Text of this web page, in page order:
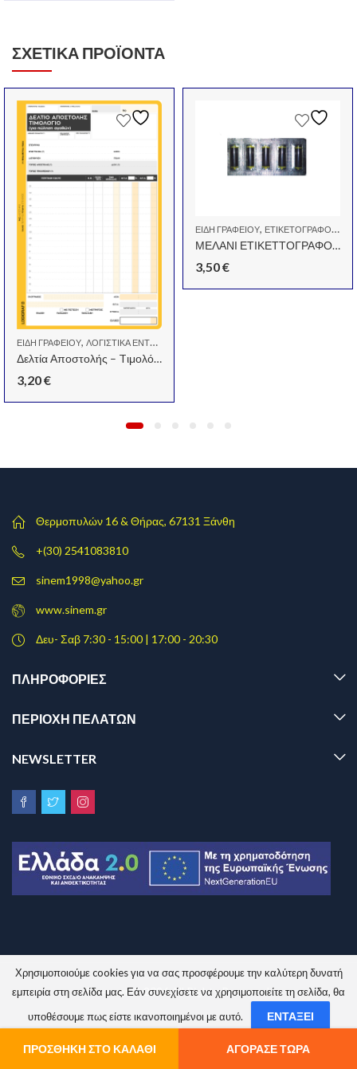
ΠΡΟΣΘΉΚΗ ΣΤΟ ΚΑΛΆΘΙ ΑΓΌΡΑΣΕ ΤΏΡΑ
ΣΧΕΤΙΚΆ ΠΡΟΪΌΝΤΑ
ΕΊΔΗ ΓΡΑΦΕΊΟΥ, ΛΟΓΙΣΤΙΚΆ ΈΝΤΥΠΑ
Δελτία Αποστολής – Tιμολόγιο Αυτογραφικό 17X25, 50Χ2, 2 Συντελεστές
3,20€
ΕΊΔΗ ΓΡΑΦΕΊΟΥ, ΕΤΙΚΕΤΟΓΡΆΦΟΙ-ΕΤΙΚΈΤΕΣ
ΜΕΛΑΝΙ ΕΤΙΚΕΤΤΟΓΡΑΦΟΥ ΜΑΥΡΟ BLITZ
3,50€
Θερμοπυλών 16 & Θήρας, 67131 Ξάνθη
+(30) 2541083810
sinem1998@yahoo.gr
www.sinem.gr
Δευ- Σαβ 7:30 - 15:00 | 17:00 - 20:30
ΠΛΗΡΟΦΟΡΊΕΣ
ΠΕΡΙΟΧΗ ΠΕΛΑΤΩΝ
NEWSLETTER
Sinem.gr © 2026 All Rights Reserved.
Χρησιμοποιούμε cookies για να σας προσφέρουμε την καλύτερη δυνατή
εμπειρία στη σελίδα μας. Εάν συνεχίσετε να χρησιμοποιείτε τη σελίδα, θα
υποθέσουμε πως είστε ικανοποιημένοι με αυτό.
ΕΝΤΆΞΕΙ
ΌΧΙ ΠΟΛΙΤΙΚΉ ΑΠΟΡΡΉΤΟΥ